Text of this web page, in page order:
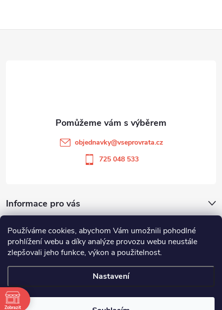
Používáme cookies, abychom Vám umožnili pohodlné
prohlížení webu a díky analýze provozu webu neustále
zlepšovali jeho funkce, výkon a použitelnost.
Nastavení
a
ý
p
i
s
u
objednavky@vseprovrata.cz
725 048 533
Informace pro vás
Odstoupit od smlouvy
Copyright 2026Vše pro vrata. Všechna práva vyhrazena.
Zobrazit